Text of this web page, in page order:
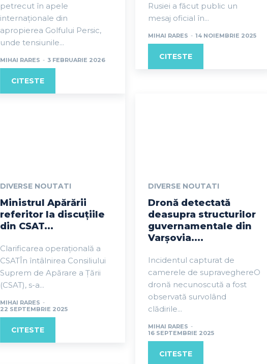
petrecut în apele
internaționale din
apropierea Golfului Persic,
unde tensiunile...
MIHAI RARES - 3 FEBRUARIE 2026
CITESTE
Rusiei a făcut public un
mesaj oficial în...
MIHAI RARES - 14 NOIEMBRIE 2025
CITESTE
DIVERSE NOUTATI
Ministrul Apărării
referitor la discuțiile
din CSAT...
Clarificarea operațională a
CSATÎn întâlnirea Consiliului
Suprem de Apărare a Țării
(CSAT), s-a...
MIHAI RARES -
22 SEPTEMBRIE 2025
CITESTE
DIVERSE NOUTATI
Dronă detectată
deasupra structurilor
guvernamentale din
Varșovia....
Incidentul capturat de
camerele de supraveghereO
dronă necunoscută a fost
observată survolând
clădirile...
MIHAI RARES -
16 SEPTEMBRIE 2025
CITESTE